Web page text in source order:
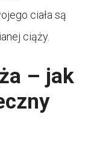
ciała są
ciąży.
– jak